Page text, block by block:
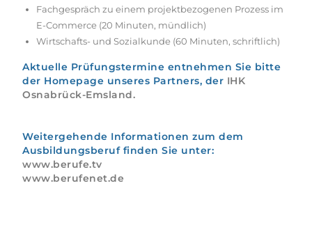
Fachgespräch zu einem projektbezogenen Prozess im
E-Commerce (20 Minuten, mündlich)
Wirtschafts- und Sozialkunde (60 Minuten, schriftlich)
Aktuelle Prüfungstermine entnehmen Sie bitte
der Homepage unseres Partners, der IHK
Osnabrück-Emsland.
Weitergehende Informationen zum dem
Ausbildungsberuf finden Sie unter:
www.berufe.tv
www.berufenet.de